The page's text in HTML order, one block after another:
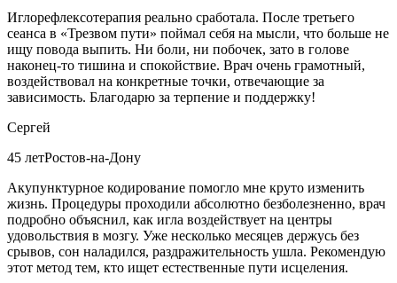
Иглорефлексотерапия реально сработала. После третьего
сеанса в «Трезвом пути» поймал себя на мысли, что больше не
ищу повода выпить. Ни боли, ни побочек, зато в голове
наконец-то тишина и спокойствие. Врач очень грамотный,
воздействовал на конкретные точки, отвечающие за
зависимость. Благодарю за терпение и поддержку!
Сергей
45 летРостов-на-Дону
Акупунктурное кодирование помогло мне круто изменить
жизнь. Процедуры проходили абсолютно безболезненно, врач
подробно объяснил, как игла воздействует на центры
удовольствия в мозгу. Уже несколько месяцев держусь без
срывов, сон наладился, раздражительность ушла. Рекомендую
этот метод тем, кто ищет естественные пути исцеления.